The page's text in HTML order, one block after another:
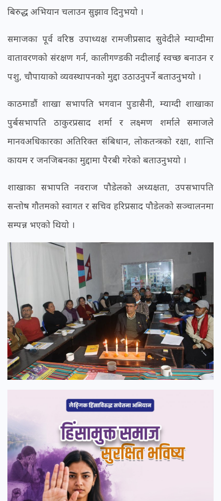
बिरुद्ध अभियान चलाउन सुझाव दिनुभयो ।
समाजका पूर्व वरिष्ठ उपाध्यक्ष रामजीप्रसाद सुवेदीले म्याग्दीमा
वातावरणको संरक्षण गर्न, कालीगण्डकी नदीलाई स्वच्छ बनाउन र
पशु, चौपायाको व्यवस्थापनको मुद्दा उठाउनुपर्ने बताउनुभयो ।
काठमाडौं शाखा सभापति भगवान पुडासैनी, म्याग्दी शाखाका
पुर्बसभापति ठाकुरप्रसाद शर्मा र लक्ष्मण शर्माले समाजले
मानवअधिकारका अतिरिक्त संबिधान, लोकतन्त्रको रक्षा, शान्ति
कायम र जनजिबनका मुद्दामा पैरबी गरेको बताउनुभयो ।
शाखाका सभापति नवराज पौडेलको अध्यक्षता, उपसभापति
सन्तोष गौतमको स्वागत र सचिव हरिप्रसाद पौडेलको सञ्चालनमा
सम्पन्न भएको थियो ।